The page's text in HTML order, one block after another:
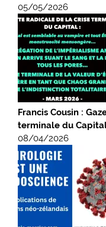
05/05/2026
Francis Cousin :
terminale du
08/04/2026